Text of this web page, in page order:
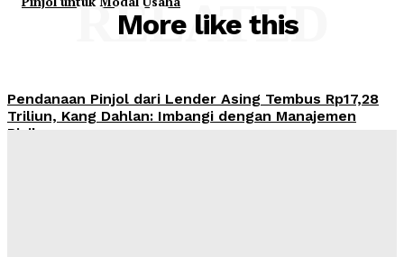
More like this
RELATED
Pendanaan Pinjol dari Lender Asing Tembus Rp17,28
Triliun, Kang Dahlan: Imbangi dengan Manajemen
Risiko